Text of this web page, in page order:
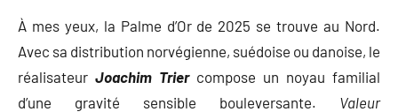
À mes yeux, la Palme d’Or de 2025 se trouve au Nord.
Avec sa distribution norvégienne, suédoise ou danoise, le
réalisateur Joachim Triercompose un noyau familial
d’une gravité sensible bouleversante. Valeur